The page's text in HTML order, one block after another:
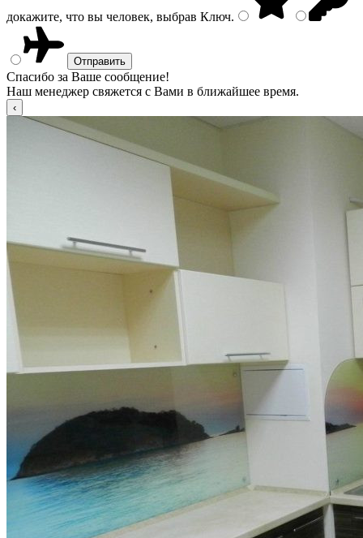
докажите, что вы человек, выбрав Ключ.
Спасибо за Ваше сообщение!
Наш менеджер свяжется с Вами в ближайшее время.